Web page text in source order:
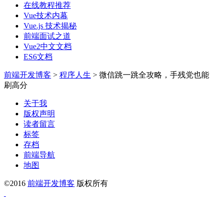
在线教程推荐
Vue技术内幕
Vue.js 技术揭秘
前端面试之道
Vue2中文文档
ES6文档
前端开发博客 > 程序人生 > 微信跳一跳全攻略，手残党也能
刷高分
关于我
版权声明
读者留言
标签
存档
前端导航
地图
©2016 前端开发博客 版权所有